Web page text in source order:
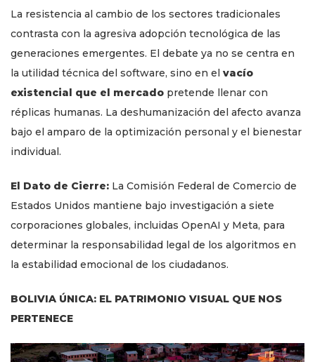
La resistencia al cambio de los sectores tradicionales
contrasta con la agresiva adopción tecnológica de las
generaciones emergentes. El debate ya no se centra en
la utilidad técnica del software, sino en el vacío
existencial que el mercado pretende llenar con
réplicas humanas. La deshumanización del afecto avanza
bajo el amparo de la optimización personal y el bienestar
individual.
El Dato de Cierre: La Comisión Federal de Comercio de
Estados Unidos mantiene bajo investigación a siete
corporaciones globales, incluidas OpenAI y Meta, para
determinar la responsabilidad legal de los algoritmos en
la estabilidad emocional de los ciudadanos.
BOLIVIA ÚNICA: EL PATRIMONIO VISUAL QUE NOS
PERTENECE